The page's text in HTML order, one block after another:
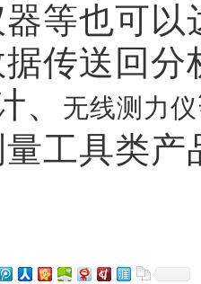
等也可
传送回
、
无线测力仪
工具类